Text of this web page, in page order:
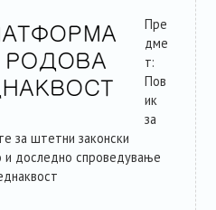
Пре
дме
т:
Пов
ик
за
за штетни законски
и доследно спроведување